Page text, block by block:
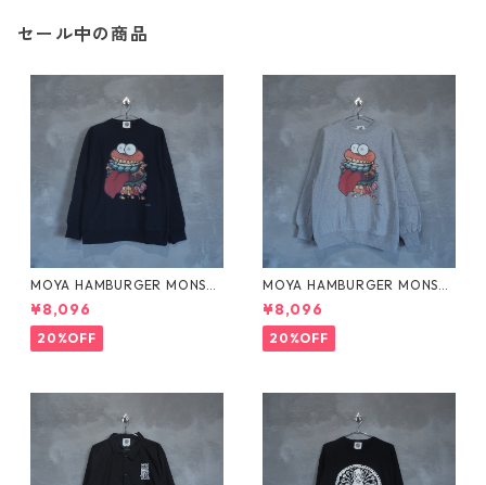
セール中の商品
MOYA HAMBURGER MONSTE
R スウェット ネイビー
¥8,096
20%OFF
MOYA HAMBURGER MONSTE
R スウェット グレー
¥8,096
20%OFF